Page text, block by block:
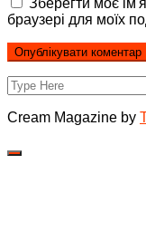
браузері для моїх
Cream Magazine by